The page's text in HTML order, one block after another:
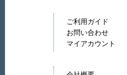
ご利用ガイド
お問い合わせ
マイアカウント